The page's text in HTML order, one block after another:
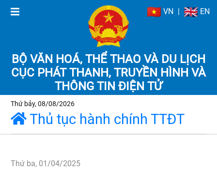
VN | EN
BỘ VĂN HOÁ, THỂ THAO VÀ DU LỊCH
CỤC PHÁT THANH, TRUYỀN HÌNH VÀ
THÔNG TIN ĐIỆN TỬ
Thứ bảy, 08/08/2026
Thủ tục hành chính TTĐT
Thứ ba, 01/04/2025